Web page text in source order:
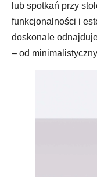
lub spotkań przy
funkcjonalności i
doskonale
– od